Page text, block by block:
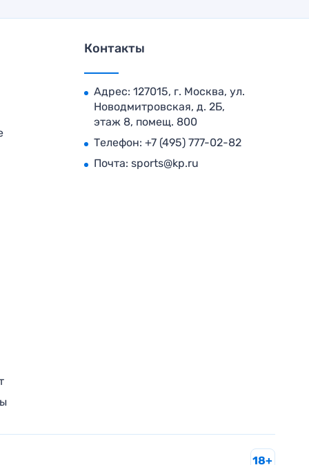
Контакты
Адрес: 127015, г. Москва, ул.
Новодмитровская, д. 2Б,
этаж 8, помещ. 800
Телефон: +7 (495) 777-02-82
Почта: sports@kp.ru
18+